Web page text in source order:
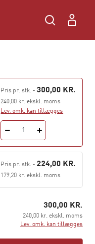
Pris pr. stk. -300,00 KR.
240,00 kr. ekskl. moms
Lev. omk. kan tillægges
1
Pris pr. stk. - 224,00 KR.
179,20 kr. ekskl. moms
300,00 KR.
240,00 kr. ekskl. moms
Lev. omk. kan tillægges